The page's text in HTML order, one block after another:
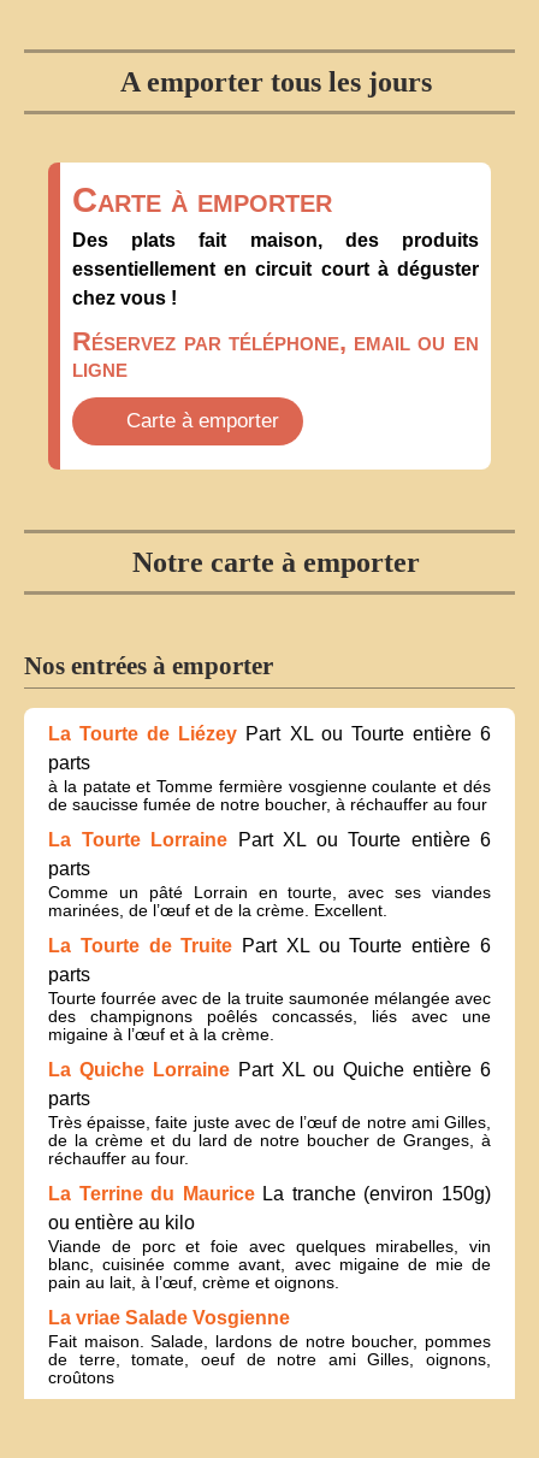
A emporter tous les jours
Carte à emporter
Des plats fait maison, des produits
essentiellement en circuit court à déguster
chez vous !
Réservez par téléphone, email ou en
ligne
Carte à emporter
Notre carte à emporter
Nos entrées à emporter
La Tourte de Liézey Part XL ou Tourte entière 6
parts
à la patate et Tomme fermière vosgienne coulante et dés
de saucisse fumée de notre boucher, à réchauffer au four
La Tourte Lorraine
Part XL ou Tourte entière 6
parts
Comme un pâté Lorrain en tourte, avec ses viandes
marinées, de l’œuf et de la crème. Excellent.
La Tourte de Truite Part XL ou Tourte entière 6
parts
Tourte fourrée avec de la truite saumonée mélangée avec
des champignons poêlés concassés, liés avec une
migaine à l’œuf et à la crème.
La Quiche Lorraine Part XL ou Quiche entière 6
parts
Très épaisse, faite juste avec de l’œuf de notre ami Gilles,
de la crème et du lard de notre boucher de Granges, à
réchauffer au four.
La Terrine du Maurice La tranche (environ 150g)
ou entière au kilo
Viande de porc et foie avec quelques mirabelles, vin
blanc, cuisinée comme avant, avec migaine de mie de
pain au lait, à l’œuf, crème et oignons.
La vriae Salade Vosgienne
Fait maison. Salade, lardons de notre boucher, pommes
de terre, tomate, oeuf de notre ami Gilles, oignons,
croûtons